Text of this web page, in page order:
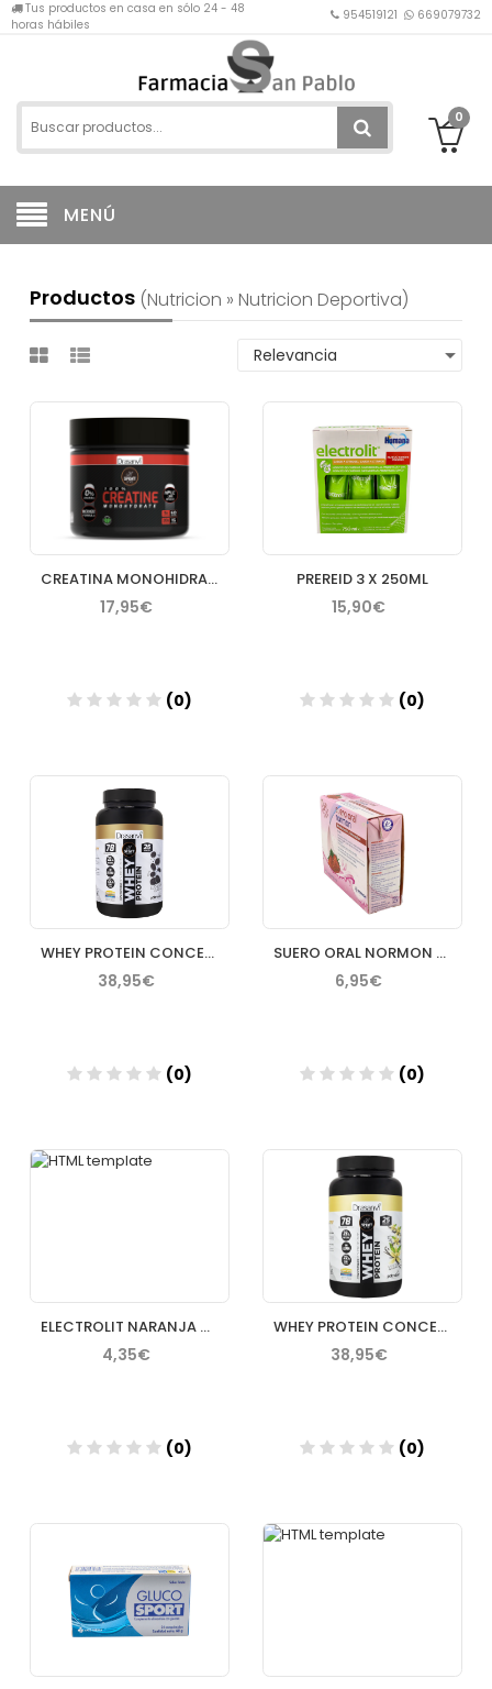
Tus productos en casa en sólo 24 - 48
horas hábiles
954519121 669079732
0
MENÚ
Productos (nutricion » Nutricion Deportiva)
CREATINA MONOHIDRATO 200MESH 300 G DRASANVI
17,95€
(0)
Añadir
PREREID 3 X 250ML
15,90€
(0)
WHEY PROTEIN CONCENTRADA COOKIES 750 G DRASANVI
38,95€
(0)
Añadir
SUERO ORAL NORMON PACK 2 BRICKS 250 ML SABOR FRESA
6,95€
(0)
Añadir
ELECTROLIT NARANJA MANDARINA
4,35€
(0)
WHEY PROTEIN CONCENTRADA VAINILLA 750 G DRASANVI
38,95€
(0)
Añadir